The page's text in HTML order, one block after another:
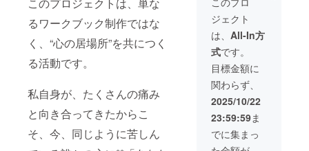
このプロジェクトは、単な
るワークブック制作ではな
く、“心の居場所”を共につく
る活動です。
私自身が、たくさんの痛み
と向き合ってきたからこ
そ、今、同じように苦しん
きる言
葉と
ます。
心の傷
に気づ
き、根
本原因
に気づ
くワー
クブッ
クで
す。 い
つも繰
り返す
悪循環
は何
ジェクト
は、 All-In方
式です。
目標金額に
関わらず、
2025/10/22
23:59:59ま
でに集まっ